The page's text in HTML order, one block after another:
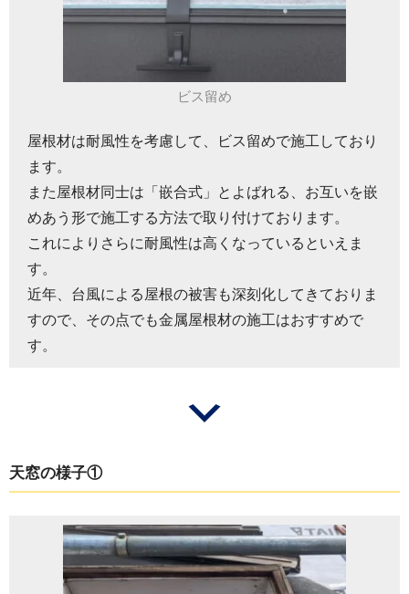
ビス留め
屋根材は耐風性を考慮して、ビス留めで施工しており
ます。
また屋根材同士は「嵌合式」とよばれる、お互いを嵌
めあう形で施工する方法で取り付けております。
これによりさらに耐風性は高くなっているといえま
す。
近年、台風による屋根の被害も深刻化してきておりま
すので、その点でも金属屋根材の施工はおすすめで
す。
天窓の様子①